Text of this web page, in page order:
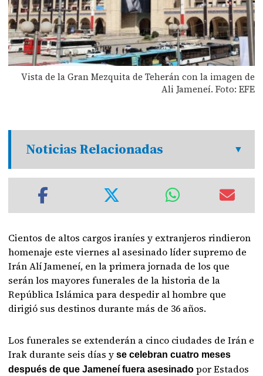
Vista de la Gran Mezquita de Teherán con la imagen de
Ali Jameneí. Foto: EFE
Noticias Relacionadas
Cientos de altos cargos iraníes y extranjeros rindieron
homenaje este viernes al asesinado líder supremo de
Irán Alí Jameneí, en la primera jornada de los que
serán los mayores funerales de la historia de la
República Islámica para despedir al hombre que
dirigió sus destinos durante más de 36 años.
Los funerales se extenderán a cinco ciudades de Irán e
Irak durante seis días yse celebran cuatro meses
después de que Jameneí fuera asesinado por Estados